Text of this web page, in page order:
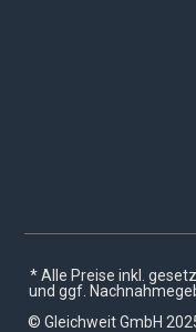
* Alle Preise inkl.
und ggf.
© Gleichweit GmbH